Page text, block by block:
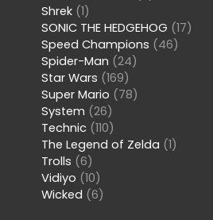
Shrek (1)
SONIC THE HEDGEHOG (17)
Speed Champions (46)
Spider-Man (24)
Star Wars (169)
Super Mario (78)
System (26)
Technic (110)
The Legend of Zelda (1)
Trolls (6)
Vidiyo (10)
Wicked (6)